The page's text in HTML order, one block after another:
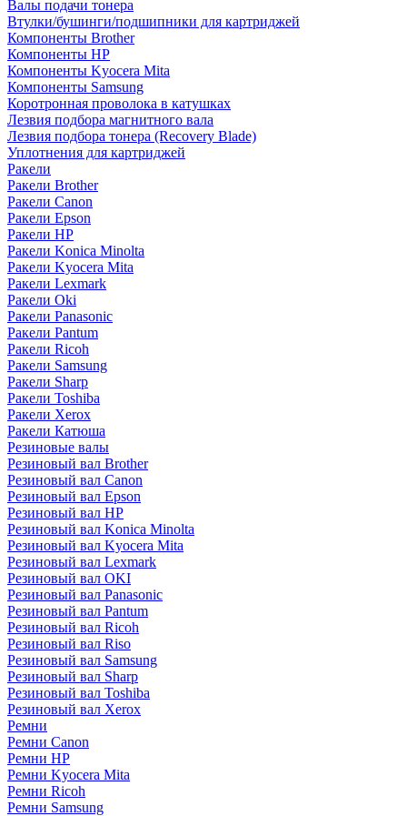
Валы подачи тонера
Втулки/бушинги/подшипники для картриджей
Компоненты Brother
Компоненты HP
Компоненты Kyocera Mita
Компоненты Samsung
Коротронная проволока в катушках
Лезвия подбора магнитного вала
Лезвия подбора тонера (Recovery Blade)
Уплотнения для картриджей
Ракели
Ракели Brother
Ракели Canon
Ракели Epson
Ракели HP
Ракели Konica Minolta
Ракели Kyocera Mita
Ракели Lexmark
Ракели Oki
Ракели Panasonic
Ракели Pantum
Ракели Ricoh
Ракели Samsung
Ракели Sharp
Ракели Toshiba
Ракели Xerox
Ракели Катюша
Резиновые валы
Резиновый вал Brother
Резиновый вал Canon
Резиновый вал Epson
Резиновый вал HP
Резиновый вал Konica Minolta
Резиновый вал Kyocera Mita
Резиновый вал Lexmark
Резиновый вал OKI
Резиновый вал Panasonic
Резиновый вал Pantum
Резиновый вал Ricoh
Резиновый вал Riso
Резиновый вал Samsung
Резиновый вал Sharp
Резиновый вал Toshiba
Резиновый вал Xerox
Ремни
Ремни Canon
Ремни HP
Ремни Kyocera Mita
Ремни Ricoh
Ремни Samsung